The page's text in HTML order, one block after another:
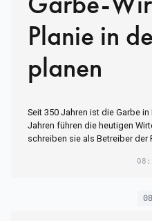
Planie in
planen
Seit 350 Jahren ist die Garbe
Jahren führen die heutigen
schreiben sie als Betreiber der